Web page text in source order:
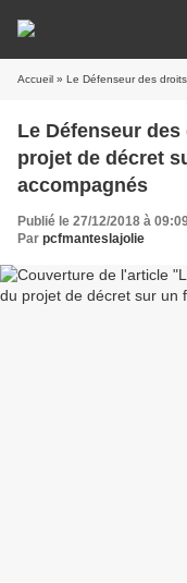
Accueil » Le Défenseur des droits
Le Défenseur
projet de décret
accompagnés
Publié le 27/12/2018 à
Par pcfmanteslajolie